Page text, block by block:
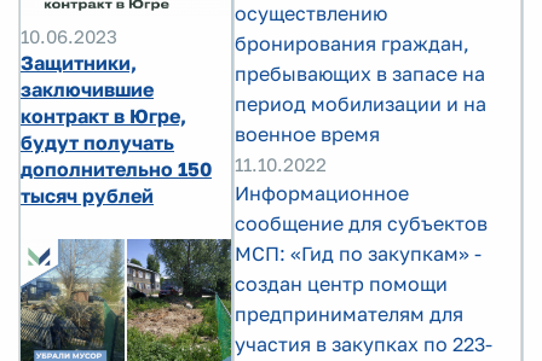
10.06.2023
Защитники,
заключившие
контракт в Югре,
будут получать
дополнительно 150
тысяч рублей
осуществлению
бронирования граждан,
пребывающих в запасе на
период мобилизации и на
военное время
11.10.2022
Информационное
сообщение для субъектов
МСП: «Гид по закупкам» -
создан центр помощи
предпринимателям для
участия в закупках по 223-